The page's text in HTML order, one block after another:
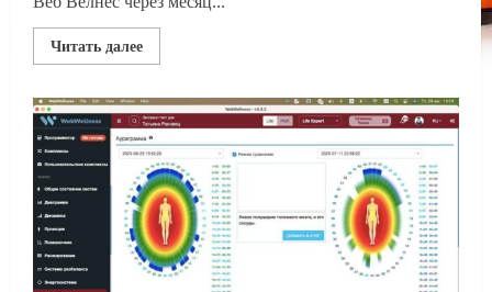
Читать далееПрочитать
больше
Веб
Велнес:
Результаты
приема
фуллеренов